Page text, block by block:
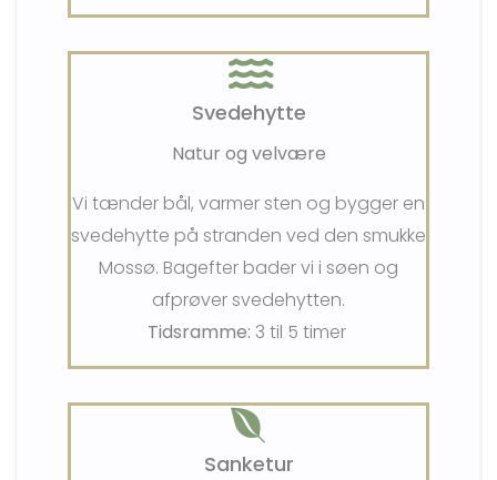
Svedehytte
Natur og velvære
Vi tænder bål, varmer sten og bygger en
svedehytte på stranden ved den smukke
Mossø. Bagefter bader vi i søen og
afprøver svedehytten.
Tidsramme: 3 til 5 timer
Sanketur